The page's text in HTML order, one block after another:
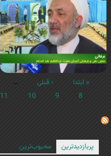
« ابتدا ‹ قبلی …
8
9
10
11
پربازدیدترین
محبوب‌ترین